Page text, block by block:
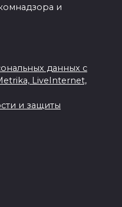
и
данных с
LiveInternet,
и защиты